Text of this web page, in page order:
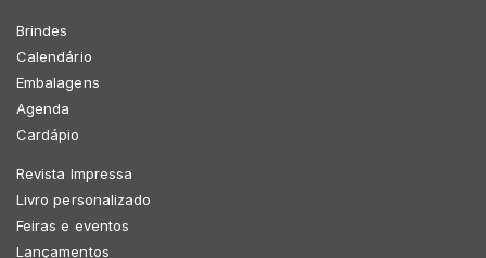
Brindes
Calendário
Embalagens
Agenda
Cardápio
Revista Impressa
Livro personalizado
Feiras e eventos
Lançamentos